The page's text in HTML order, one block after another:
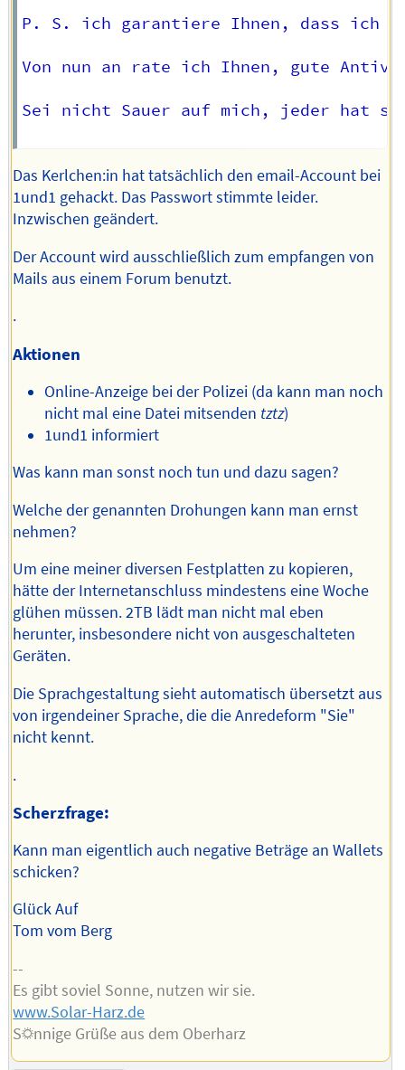
P. S. ich garantiere Ihnen, dass ich
Von nun an rate ich Ihnen, gute
Sei nicht Sauer auf mich, jeder hat
Das Kerlchen:in hat tatsächlich den email-Account bei
1und1 gehackt. Das Passwort stimmte leider.
Inzwischen geändert.
Der Account wird ausschließlich zum empfangen von
Mails aus einem Forum benutzt.
.
Aktionen
Online-Anzeige bei der Polizei (da kann man noch
nicht mal eine Datei mitsenden tztz)
1und1 informiert
Was kann man sonst noch tun und dazu sagen?
Welche der genannten Drohungen kann man ernst
nehmen?
Um eine meiner diversen Festplatten zu kopieren,
hätte der Internetanschluss mindestens eine Woche
glühen müssen. 2TB lädt man nicht mal eben
herunter, insbesondere nicht von ausgeschalteten
Geräten.
Die Sprachgestaltung sieht automatisch übersetzt aus
von irgendeiner Sprache, die die Anredeform "Sie"
nicht kennt.
.
Scherzfrage:
Kann man eigentlich auch negative Beträge an Wallets
schicken?
Glück Auf
Tom vom Berg
--
Es gibt soviel Sonne, nutzen wir sie.
www.Solar-Harz.de
S☼nnige Grüße aus dem Oberharz